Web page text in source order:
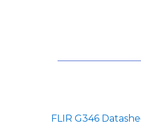
FLIR G346